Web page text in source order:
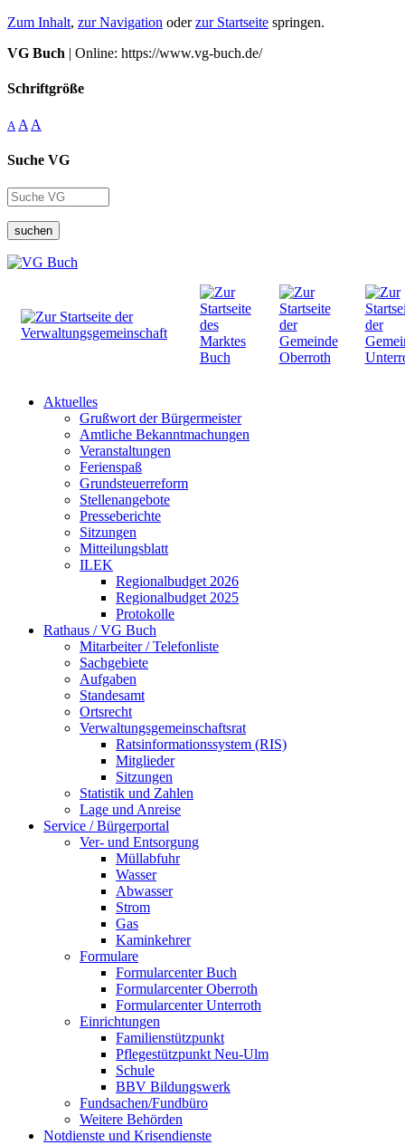
Zum Inhalt, zur Navigation oderzur Startseite springen.
VG Buch | Online: https://www.vg-buch.de/
Schriftgröße
A A A
Suche VG
suchen
Aktuelles
Grußwort der Bürgermeister
Amtliche Bekanntmachungen
Veranstaltungen
Ferienspaß
Grundsteuerreform
Stellenangebote
Presseberichte
Sitzungen
Mitteilungsblatt
ILEK
Regionalbudget 2026
Regionalbudget 2025
Protokolle
Rathaus / VG Buch
Mitarbeiter / Telefonliste
Sachgebiete
Aufgaben
Standesamt
Ortsrecht
Verwaltungsgemeinschaftsrat
Ratsinformationssystem (RIS)
Mitglieder
Sitzungen
Statistik und Zahlen
Lage und Anreise
Service / Bürgerportal
Ver- und Entsorgung
Müllabfuhr
Wasser
Abwasser
Strom
Gas
Kaminkehrer
Formulare
Formularcenter Buch
Formularcenter Oberroth
Formularcenter Unterroth
Einrichtungen
Familienstützpunkt
Pflegestützpunkt Neu-Ulm
Schule
BBV Bildungswerk
Fundsachen/Fundbüro
Weitere Behörden
Notdienste und Krisendienste